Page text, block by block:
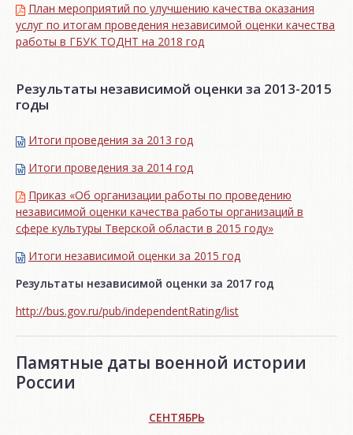
План мероприятий по улучшению качества оказания
услуг по итогам проведения независимой оценки качества
работы в ГБУК ТОДНТ на 2018 год
Результаты независимой оценки за 2013-2015
годы
Итоги проведения за 2013 год
Итоги проведения за 2014 год
Приказ «Об организации работы по проведению
независимой оценки качества работы организаций в
сфере культуры Тверской области в 2015 году»
Итоги независимой oценки за 2015 год
Результаты независимой оценки за 2017 год
http://bus.gov.ru/pub/independentRating/list
Памятные даты военной истории
России
СЕНТЯБРЬ